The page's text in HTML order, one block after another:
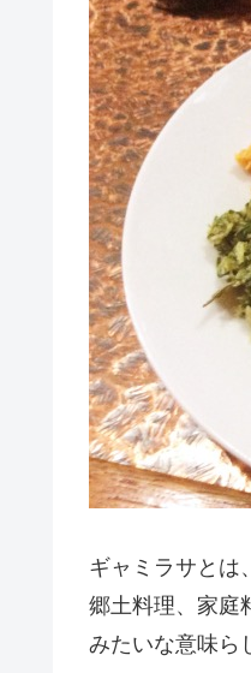
ギャミラサとは
郷土料理、家庭
みたいな意味ら